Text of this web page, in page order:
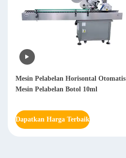
Mesin Pelabelan Horisontal Otomatis
Mesin Pelabelan Botol 10ml
Dapatkan Harga Terbaik